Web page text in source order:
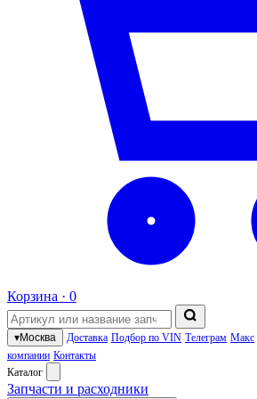
Корзина · 0
▾Москва Доставка Подбор по VIN Телеграм Макс
компании Контакты
Каталог
Запчасти и расходники